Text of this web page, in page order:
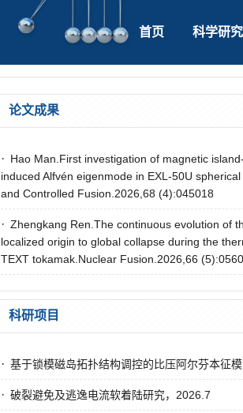
首页 科学研究
论文成果
· Hao Man.First investigation of magnetic
induced Alfvén eigenmode in EXL-50U
and Controlled Fusion.2026,68 (4):045018
· Zhengkang Ren.The continuous evolution of
localized origin to global collapse during the
TEXT tokamak.Nuclear Fusion.2026,66
科研项目
· 基于锁模磁岛拓扑结构调控的比压阿尔芬本征
· 破裂避免及逃逸电流软着陆研究，2026.7